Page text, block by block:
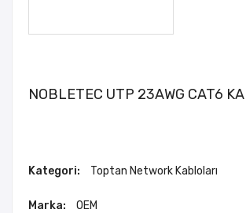
NOBLETEC UTP 23AWG CAT6
Kategori: Toptan Network Kabloları
Marka: OEM